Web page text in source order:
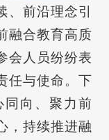
、前沿理念引
融合教育高质
会人员纷纷表
任与使命。下
向、聚力前
，持续推进融